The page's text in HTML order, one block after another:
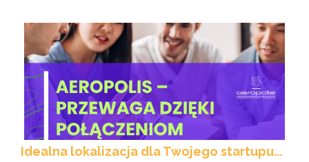
Idealna lokalizacja dla Twojego startupu...